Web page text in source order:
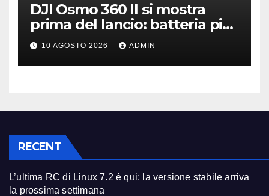
DJI Osmo 360 II si mostra
prima del lancio: batteria più
grande e video 8K
10 AGOSTO 2026 ADMIN
RECENT
L’ultima RC di Linux 7.2 è qui: la versione stabile arriva
la prossima settimana